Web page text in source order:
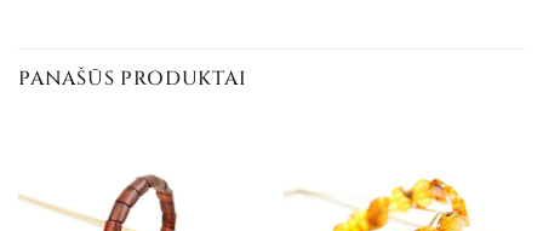
PANAŠŪS PRODUKTAI